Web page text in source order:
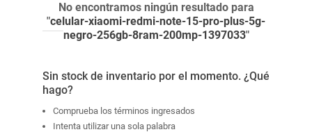
No encontramos ningún resultado para
"celular-xiaomi-redmi-note-15-pro-plus-5g-
negro-256gb-8ram-200mp-1397033"
Sin stock de inventario por el momento. ¿Qué
hago?
Comprueba los términos ingresados
Intenta utilizar una sola palabra